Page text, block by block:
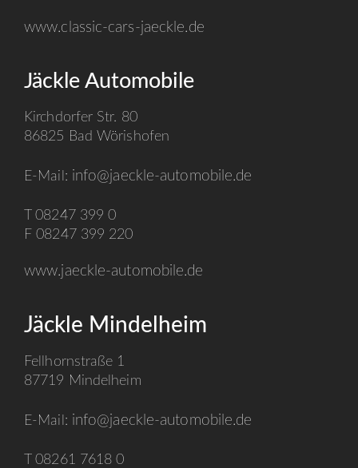
www.classic-cars-jaeckle.de
Jäckle Automobile
Kirchdorfer Str. 80
86825 Bad Wörishofen
E-Mail: info@jaeckle-automobile.de
T 08247 399 0
F 08247 399 220
www.jaeckle-automobile.de
Jäckle Mindelheim
Fellhornstraße 1
87719 Mindelheim
E-Mail: info@jaeckle-automobile.de
T 08261 7618 0